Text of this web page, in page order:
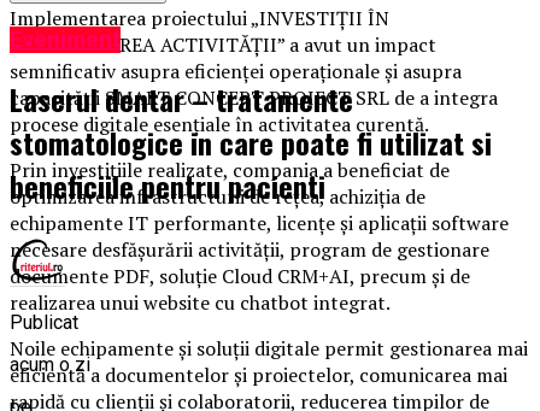
Implementarea proiectului „INVESTIȚII ÎN
DIGITALIZAREA ACTIVITĂȚII” a avut un impact
semnificativ asupra eficienței operaționale și asupra
capacității SMART CONCEPT PROIECT SRL de a integra
procese digitale esențiale în activitatea curentă.
Prin investițiile realizate, compania a beneficiat de
optimizarea infrastructurii de rețea, achiziția de
echipamente IT performante, licențe și aplicații software
necesare desfășurării activității, program de gestionare
documente PDF, soluție Cloud CRM+AI, precum și de
realizarea unui website cu chatbot integrat.
Noile echipamente și soluții digitale permit gestionarea mai
eficientă a documentelor și proiectelor, comunicarea mai
rapidă cu clienții și colaboratorii, reducerea timpilor de
Eveniment
Laserul dentar – tratamente
stomatologice in care poate fi utilizat si
beneficiile pentru pacienti
Publicat
acum o zi
pe